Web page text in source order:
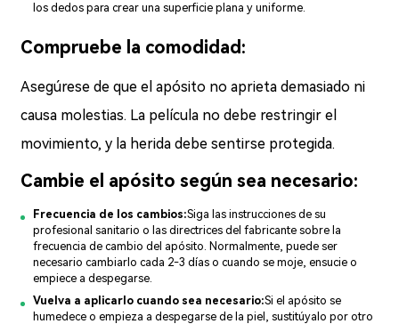
los dedos para crear una superficie plana y uniforme.
Compruebe la comodidad:
Asegúrese de que el apósito no aprieta demasiado ni
causa molestias. La película no debe restringir el
movimiento, y la herida debe sentirse protegida.
Cambie el apósito según sea necesario:
Frecuencia de los cambios:Siga las instrucciones de su
profesional sanitario o las directrices del fabricante sobre la
frecuencia de cambio del apósito. Normalmente, puede ser
necesario cambiarlo cada 2-3 días o cuando se moje, ensucie o
empiece a despegarse.
Vuelva a aplicarlo cuando sea necesario:Si el apósito se
humedece o empieza a despegarse de la piel, sustitúyalo por otro